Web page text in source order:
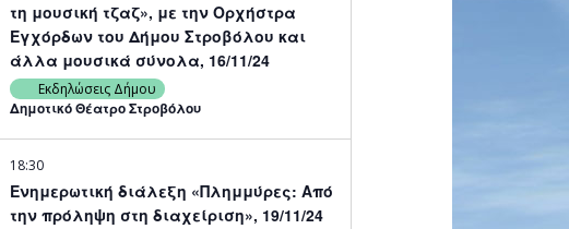
τη μουσική τζαζ», με την Ορχήστρα
Εγχόρδων του Δήμου Στροβόλου και
άλλα μουσικά σύνολα, 16/11/24
Εκδηλώσεις Δήμου
Δημοτικό Θέατρο Στροβόλου
Ενημερωτική διάλεξη «Πλημμύρες: Από
την πρόληψη στη διαχείριση», 19/11/24
18:30